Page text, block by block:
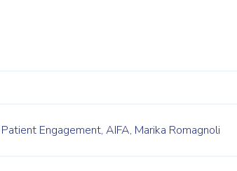
Patient Engagement, AIFA, Marika Romagnoli